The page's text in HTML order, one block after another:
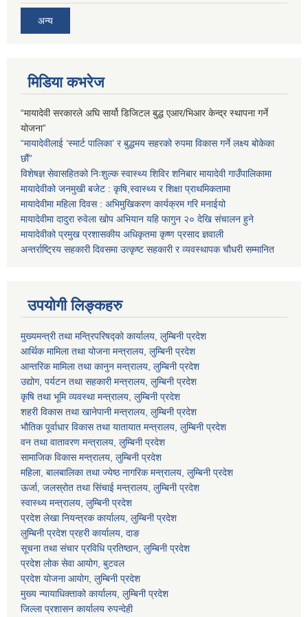
अन्य
मिडिया कभरेज
“मायादेवी सरकारले अघि सार्यो डिजिटल बुद्ध एआर/भिआर केन्द्र स्थापना गर्ने
योजना”
“मायादेवीलाई ‘स्मार्ट पालिका’ र बुद्धमय सहरको रुपमा विकास गर्ने लक्ष्य बोकेका
छौं”
विशेषज्ञ सेवासहितको निःशुल्क स्वास्थ्य शिविर शनिबार मायादेवी गाउँपालिकामा
मायादेवीको जनमुखी बजेट : कृषि,स्वास्थ्य र शिक्षा प्राथमिकतामा
मायादेवीमा महिला दिवस : अभिमुखिकरण कार्यक्रम गरि मनाईयो
मायादेवीमा दादुरा रुवेला खोप अभियान यहि फागुन २० देखि संचालन हुने
मायादेवीको प्रमुख प्रशासकीय अधिकृतमा कृष्ण प्रसाद ज्ञवाली
अन्तर्राष्ट्रिय सहकारी दिवसमा उत्कृष्ट सहकारी र व्यवस्थापक चौधरी सम्मानित
उपयोगी लिङ्कहरु
मुख्यमन्त्री तथा मन्त्रिपरिषद्को कार्यालय, लुम्बिनी प्रदेश
आर्थिक मामिला तथा योजना मन्त्रालय, लुम्बिनी प्रदेश
आन्तरिक मामिला तथा कानुन मन्त्रालय, लुम्बिनी प्रदेश
उद्योग, पर्यटन तथा सहकारी मन्त्रालय, लुम्बिनी प्रदेश
कृषि तथा भूमि व्यवस्था मन्त्रालय, लुम्बिनी प्रदेश
शहरी विकास तथा खानेपानी मन्त्रालय, लुम्बिनी प्रदेश
भौतिक पूर्वाधार विकास तथा यातायात मन्त्रालय, लुम्बिनी प्रदेश
वन तथा वातावरण मन्त्रालय, लुम्बिनी प्रदेश
सामाजिक विकास मन्त्रालय, लुम्बिनी प्रदेश
महिला, बालबालिका तथा ज्येष्ठ नागरिक मन्त्रालय, लुम्बिनी प्रदेश
ऊर्जा, जलस्रोत तथा सिंचाई मन्त्रालय, लुम्बिनी प्रदेश
स्वास्थ्य मन्त्रालय, लुम्बिनी प्रदेश
प्रदेश लेखा नियन्त्रक कार्यालय, लुम्बिनी प्रदेश
लुम्बिनी प्रदेश प्रहरी कार्यालय, दाङ
सूचना तथा संचार प्रविधि प्रतिष्ठान, लुम्बिनी प्रदेश
प्रदेश लोक सेवा आयोग, बुटवल
प्रदेश योजना आयोग, लुम्बिनी प्रदेश
मुख्य न्यायाधिक्ताको कार्यालय, लुम्बिनी प्रदेश
जिल्ला प्रशासन कार्यालय रुपन्देही